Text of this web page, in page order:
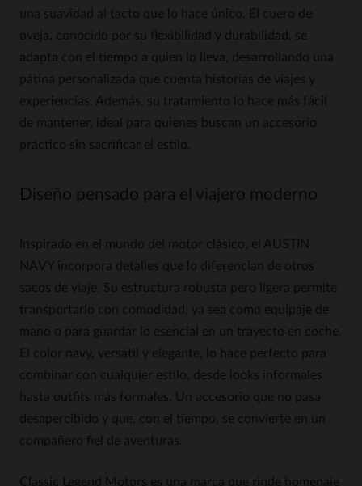
una suavidad al tacto que lo hace único. El cuero de
oveja, conocido por su flexibilidad y durabilidad, se
adapta con el tiempo a quien lo lleva, desarrollando una
pátina personalizada que cuenta historias de viajes y
experiencias. Además, su tratamiento lo hace más fácil
de mantener, ideal para quienes buscan un accesorio
práctico sin sacrificar el estilo.
Diseño pensado para el viajero moderno
Inspirado en el mundo del motor clásico, el AUSTIN
NAVY incorpora detalles que lo diferencian de otros
sacos de viaje. Su estructura robusta pero ligera permite
transportarlo con comodidad, ya sea como equipaje de
mano o para guardar lo esencial en un trayecto en coche.
El color navy, versátil y elegante, lo hace perfecto para
combinar con cualquier estilo, desde looks informales
hasta outfits más formales. Un accesorio que no pasa
desapercibido y que, con el tiempo, se convierte en un
compañero fiel de aventuras.
Classic Legend Motors es una marca que rinde homenaje